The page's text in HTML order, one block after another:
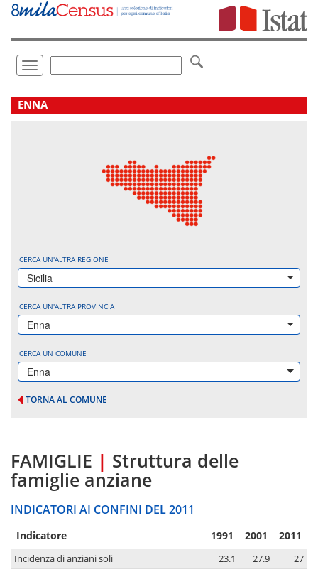
Vai
direttamente
Toggle
navigation
.
ENNA
CERCA UN'ALTRA REGIONE
Sicilia
CERCA UN'ALTRA PROVINCIA
Enna
CERCA UN COMUNE
Enna
TORNA AL COMUNE
FAMIGLIE | Struttura delle
famiglie anziane
INDICATORI AI CONFINI DEL 2011
Indicatore 1991 2001 2011
Incidenza di anziani soli 23.1 27.9
27